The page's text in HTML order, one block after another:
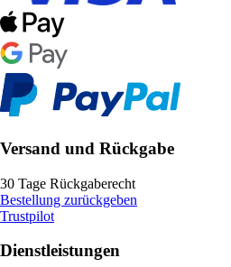
Versand und Rückgabe
30 Tage Rückgaberecht
Bestellung zurückgeben
Trustpilot
Dienstleistungen